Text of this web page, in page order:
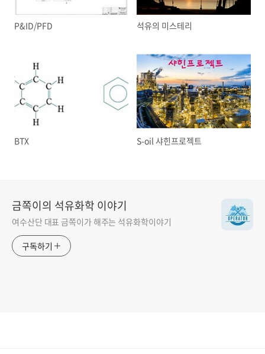
P&ID/PFD 석유의 미스테리
BTX S-oil 샤힌프로젝트
금쪽이의 석유화학 이야기
여수산단 대표 금쪽이가 해주는 석유화학이야기
구독하기